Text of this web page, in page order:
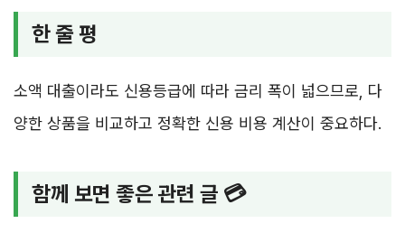
한 줄 평
소액 대출이라도 신용등급에 따라 금리 폭이 넓으므로, 다
양한 상품을 비교하고 정확한 신용 비용 계산이 중요하다.
함께 보면 좋은 관련 글 💳